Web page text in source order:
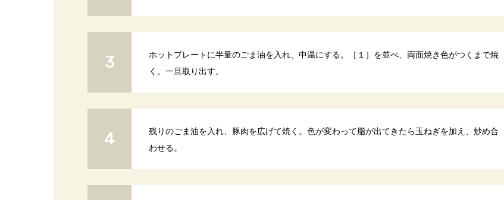
ホットプレートに半量のごま油を入れ、中温にする。［１］を並べ、両面焼き色がつくまで焼
く。一旦取り出す。
残りのごま油を入れ、豚肉を広げて焼く。色が変わって脂が出てきたら玉ねぎを加え、炒め合
わせる。